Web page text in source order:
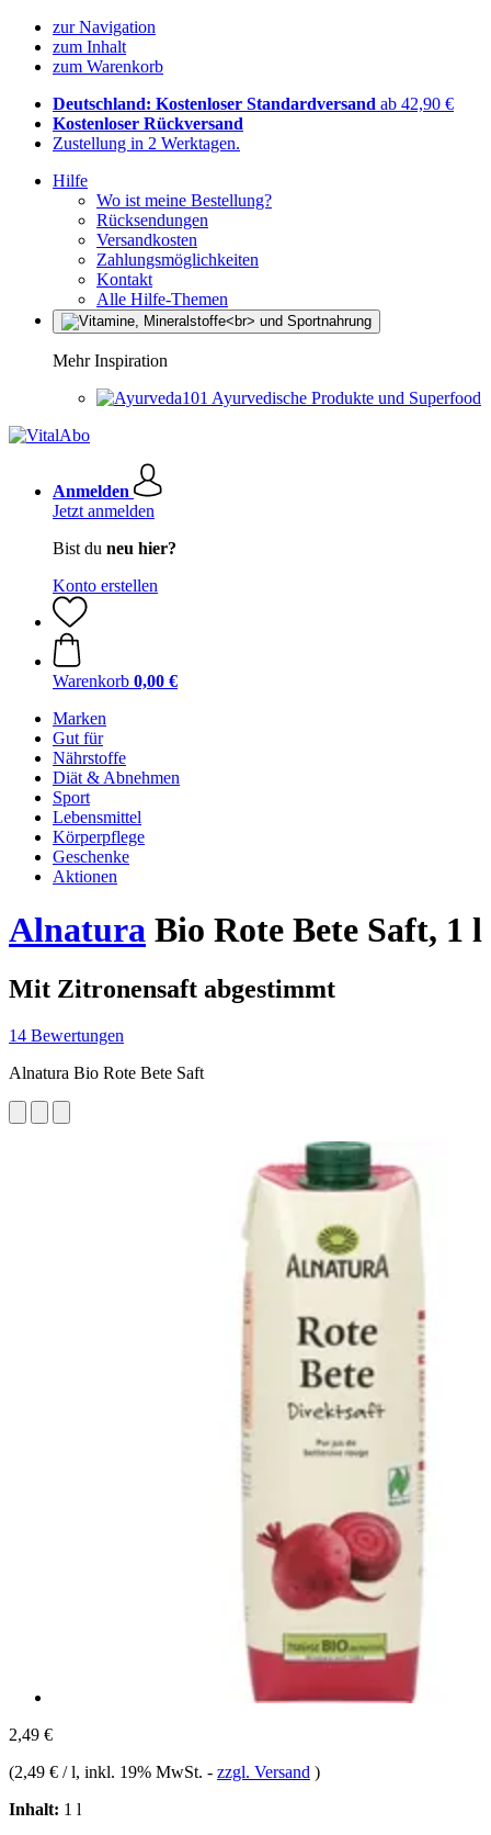
zur Navigation
zum Inhalt
zum Warenkorb
Deutschland: Kostenloser Standardversand ab 42,90 €
Kostenloser Rückversand
Zustellung in 2 Werktagen.
Hilfe
Wo ist meine Bestellung?
Rücksendungen
Versandkosten
Zahlungsmöglichkeiten
Kontakt
Alle Hilfe-Themen
Mehr Inspiration
Ayurvedische Produkte und Superfood
Anmelden
Jetzt anmelden
Bist du neu hier?
Konto erstellen
Warenkorb 0,00 €
Marken
Gut für
Nährstoffe
Diät & Abnehmen
Sport
Lebensmittel
Körperpflege
Geschenke
Aktionen
Alnatura Bio Rote Bete Saft, 1 l
Mit Zitronensaft abgestimmt
14 Bewertungen
Alnatura Bio Rote Bete Saft
2,49 €
(2,49 € / l, inkl. 19% MwSt. - zzgl. Versand )
Inhalt: 1 l